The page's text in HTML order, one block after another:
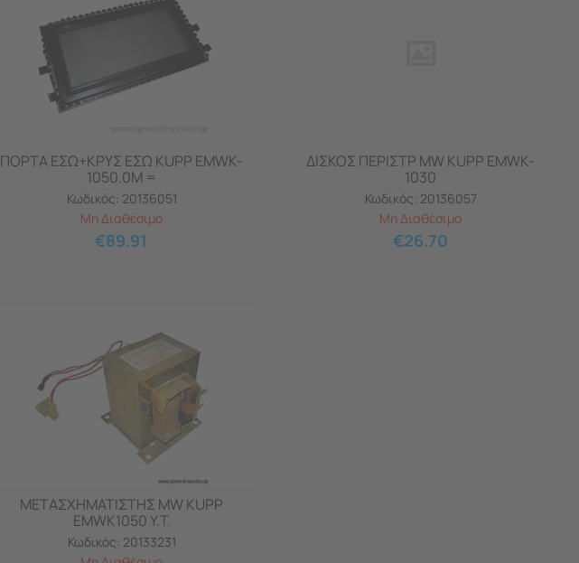
ΠΟΡΤΑ ΕΣΩ+ΚΡΥΣ ΕΣΩ KUPP EMWK-
1050.0M =
Κωδικός: 20136051
Μη Διαθέσιμο
€89.91
ΔΙΣΚΟΣ ΠΕΡΙΣΤΡ MW KUPP EMWK-
1030
Κωδικός: 20136057
Μη Διαθέσιμο
€26.70
ΜΕΤΑΣΧΗΜΑΤΙΣΤΗΣ MW KUPP
EMWK1050 Υ.Τ.
Κωδικός: 20133231